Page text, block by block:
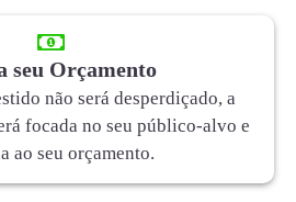
seu Orçamento
não será desperdiçado, a
focada no seu público-alvo e
ao seu orçamento.